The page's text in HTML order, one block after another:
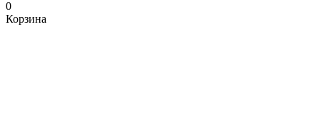
0
Корзина